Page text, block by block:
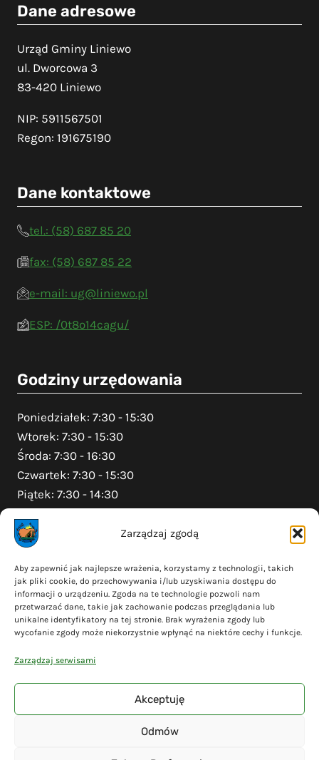
Zarządzaj zgodą
Aby zapewnić jak najlepsze wrażenia, korzystamy z technologii, takich
jak pliki cookie, do przechowywania i/lub uzyskiwania dostępu do
informacji o urządzeniu. Zgoda na te technologie pozwoli nam
przetwarzać dane, takie jak zachowanie podczas przeglądania lub
unikalne identyfikatory na tej stronie. Brak wyrażenia zgody lub
wycofanie zgody może niekorzystnie wpłynąć na niektóre cechy i funkcje.
Zarządzaj serwisami
Akceptuję
Odmów
Dane adresowe
Urząd Gminy Liniewo
ul. Dworcowa 3
83-420 Liniewo
NIP: 5911567501
Regon: 191675190
Dane kontaktowe
tel.: (58) 687 85 20
fax: (58) 687 85 22
e-mail: ug@liniewo.pl
ESP: /0t8o14cagu/
Godziny urzędowania
Poniedziałek: 7:30 - 15:30
Wtorek: 7:30 - 15:30
Środa: 7:30 - 16:30
Czwartek: 7:30 - 15:30
Piątek: 7:30 - 14:30
Na skróty
Polityka prywatności
Polityka plików cookies (EU)
Deklaracja dostępności
Mapa serwisu